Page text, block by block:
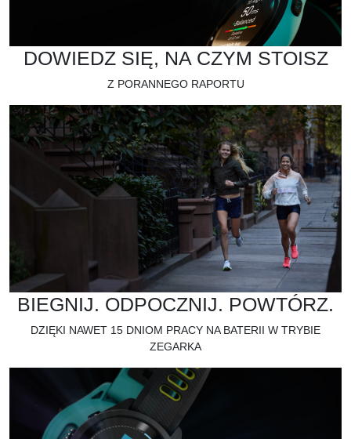
DOWIEDZ SIĘ, NA CZYM STOISZ
Z PORANNEGO RAPORTU
BIEGNIJ. ODPOCZNIJ. POWTÓRZ.
DZIĘKI NAWET 15 DNIOM PRACY NA BATERII W TRYBIE
ZEGARKA